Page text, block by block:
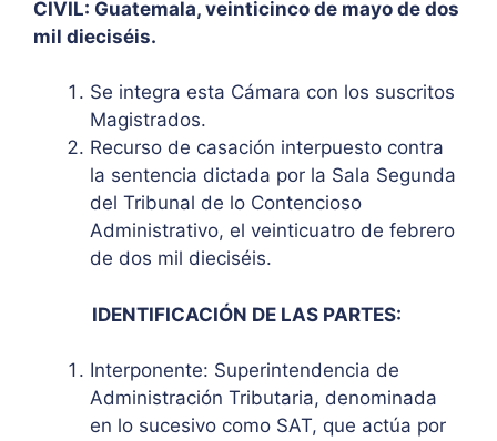
CIVIL: Guatemala, veinticinco de mayo de dos
mil dieciséis.
Se integra esta Cámara con los suscritos
Magistrados.
Recurso de casación interpuesto contra
la sentencia dictada por la Sala Segunda
del Tribunal de lo Contencioso
Administrativo, el veinticuatro de febrero
de dos mil dieciséis.
IDENTIFICACIÓN DE LAS PARTES:
Interponente: Superintendencia de
Administración Tributaria, denominada
en lo sucesivo como SAT, que actúa por